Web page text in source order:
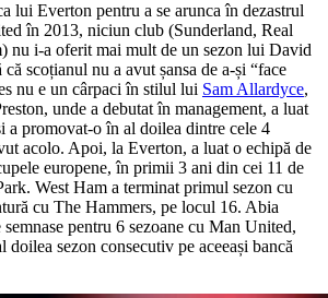
lui Everton pentru a se arunca în dezastrul
în 2013, niciun club (Sunderland, Real
nu i-a oferit mai mult de un sezon lui David
scoțianul nu a avut șansa de a-și “face
nu e un cârpaci în stilul lui Sam Allardyce,
unde a debutat în management, a luat
a promovat-o în al doilea dintre cele 4
acolo. Apoi, la Everton, a luat o echipă de
europene, în primii 3 ani din cei 11 de
West Ham a terminat primul sezon cu
cu The Hammers, pe locul 16. Abia
pentru 6 sezoane cu Man United,
sezon consecutiv pe aceeași bancă